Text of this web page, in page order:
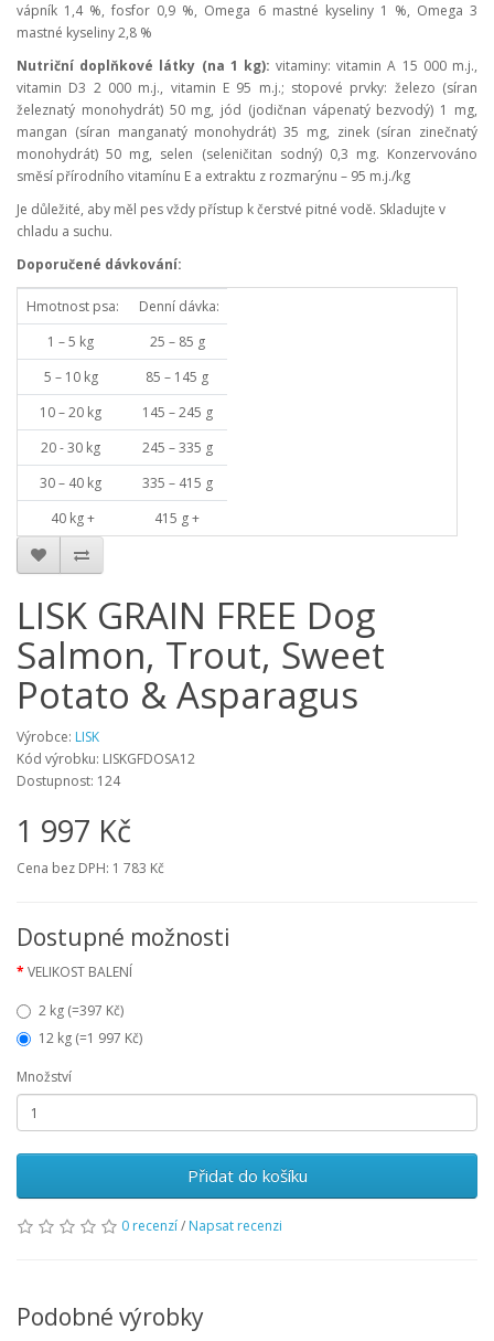
vápník 1,4 %, fosfor 0,9 %, Omega 6 mastné kyseliny 1 %, Omega 3
mastné kyseliny 2,8 %
Nutriční doplňkové látky (na 1 kg):vitaminy:vitamin A 15 000 m.j.,
vitamin D3 2 000 m.j., vitamin E 95 m.j.; stopové prvky: železo (síran
železnatý monohydrát) 50 mg, jód (jodičnan vápenatý bezvodý) 1 mg,
mangan (síran manganatý monohydrát) 35 mg, zinek (síran zinečnatý
monohydrát) 50 mg, selen (seleničitan sodný) 0,3 mg. Konzervováno
směsí přírodního vitamínu E a extraktu z rozmarýnu – 95 m.j./kg
Je důležité, aby měl pes vždy přístup k čerstvé pitné vodě. Skladujte v
chladu a suchu.
Doporučené dávkování:
Hmotnost psa:
Denní dávka:
1 – 5 kg
25 – 85 g
5 – 10 kg
85 – 145 g
10 – 20 kg
145 – 245 g
20 - 30 kg
245 – 335 g
30 – 40 kg
335 – 415 g
40 kg +
415 g +
LISK GRAIN FREE Dog
Salmon, Trout, Sweet
Potato & Asparagus
Výrobce: LISK
Kód výrobku: LISKGFDOSA12
Dostupnost: 124
1 997 Kč
Cena bez DPH: 1 783 Kč
Dostupné možnosti
VELIKOST BALENÍ
2 kg (=397 Kč)
12 kg (=1 997 Kč)
Množství
Přidat do košíku
0 recenzí/ Napsat recenzi
Podobné výrobky